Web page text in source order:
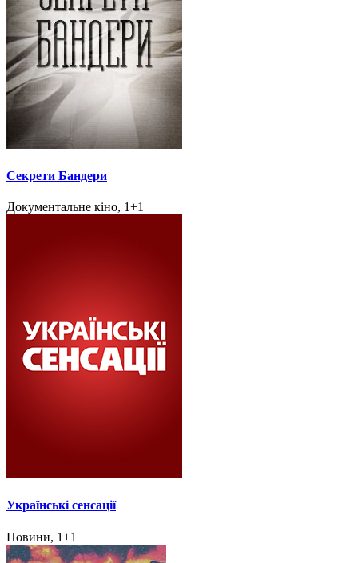
Секрети Бандери
Документальне кіно, 1+1
Українські сенсації
Новини, 1+1